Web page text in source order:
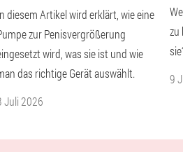
diesem Artikel wird erklärt, wie eine
zur Penisvergrößerung
wird, was sie ist und wie
das richtige Gerät auswählt.
Juli 2026
zu
9